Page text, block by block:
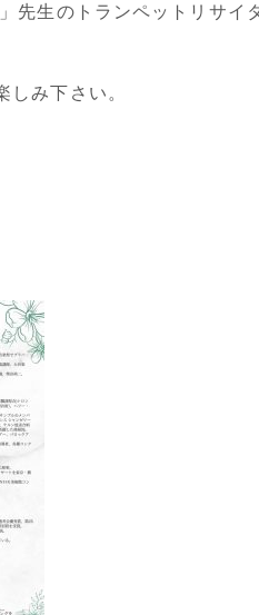
先生のトランペットリサイ
み下さい。